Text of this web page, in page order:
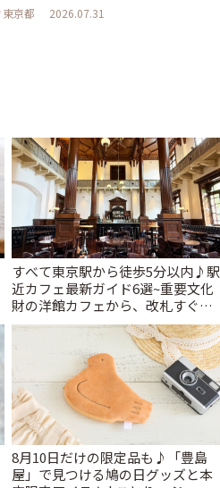
東京都 2026.07.31
すべて東京駅から徒歩5分以内♪駅
近カフェ最新ガイド6選~重要文化
財の洋館カフェから、改札すぐの
レトロ喫茶まで~ | ことりっぷ
8月10日だけの限定品も♪「豊島
屋」で見つける鳩の日グッズと本